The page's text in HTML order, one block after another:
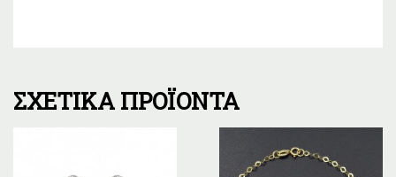
ΣΧΕΤΙΚΆ ΠΡΟΪΌΝΤΑ